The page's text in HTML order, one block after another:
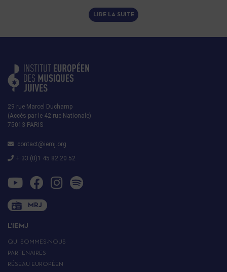
LIRE LA SUITE
29 rue Marcel Duchamp
(Accès par le 42 rue Nationale)
75013 PARIS
contact@iemj.org
+ 33 (0)1 45 82 20 52
MRJ
L’IEMJ
QUI SOMMES-NOUS
PARTENAIRES
RÉSEAU EUROPÉEN